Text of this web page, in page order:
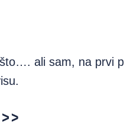
ali sam, na prvi